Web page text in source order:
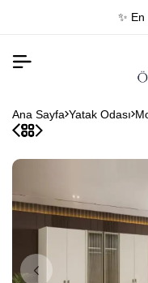
Ana Sayfa Yatak Odası